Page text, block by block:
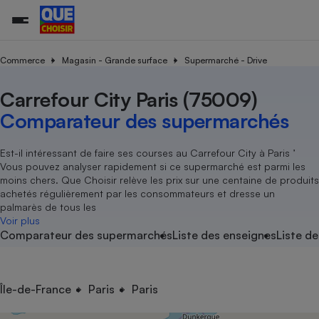
Commerce Magasin - Grande surface Supermarché - Drive
Carrefour City Paris (75009)
Comparateur des supermarchés
Est-il intéressant de faire ses courses au Carrefour City à Paris ’
Vous pouvez analyser rapidement si ce supermarché est parmi les
moins chers. Que Choisir relève les prix sur une centaine de produits
achetés régulièrement par les consommateurs et dresse un
palmarès de tous les
Voir plus
Comparateur des supermarchésListe des enseignesListe
Île-de-France Paris Paris
Magasin - Grande surface
Méthode de vente -
Organismes de défense
Système judiciairegratuit
Déchet
Achat - Vente - Travaux
Location
Sport
électrique
Démarche administrative
Senior
Service marchand
Train
Transport aérien
Toutes les actualités
Enquêtes
Guides d'achat
Conseils
Brèves
Tous les services
Soumettre un litige
Lettres types
Rencontrer une association locale
Tous nos combats
Nos actions
Nos grandes victoires
Les billets de la présidente
Nos associations locales
Nous rejoindre
En savoir plus sur Que Choisir Ensemble
L’association
Nos missions
Notre méthodologie
Notre financement
Nos partenaires
Nous rejoindre